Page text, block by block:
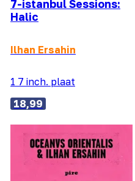
7-istanbul Sessions:
Halic
Ilhan Ersahin
1 7 inch. plaat
18,99